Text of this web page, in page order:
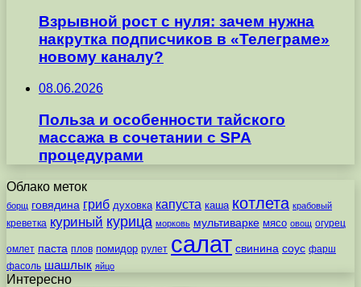
Взрывной рост с нуля: зачем нужна
накрутка подписчиков в «Телеграме»
новому каналу?
08.06.2026
Польза и особенности тайского
массажа в сочетании с SPA
процедурами
Облако меток
борщ говядина гриб духовка капуста каша котлета крабовый
креветка куриный курица морковь мультиварке мясо овощ огурец
омлет паста плов помидор рулет салат свинина соус фарш
фасоль шашлык яйцо
Интересно